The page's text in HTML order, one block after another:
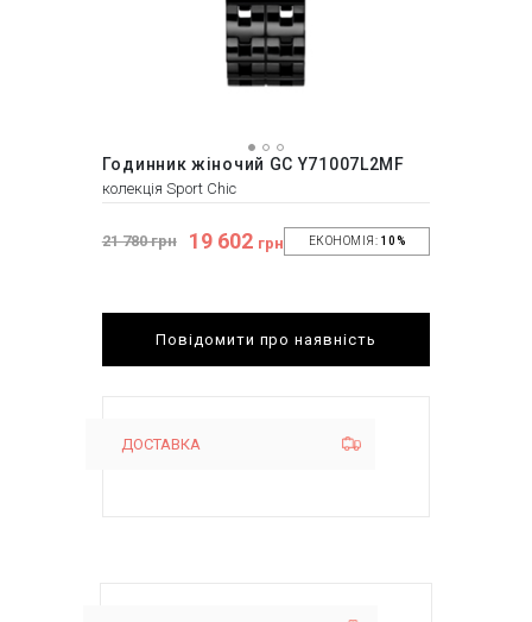
Годинник жіночий GC Y71007L2MF
колекція Sport Chic
21 780 грн 19 602 грн ЕКОНОМІЯ: 10%
Повідомити про наявність
ДОСТАВКА